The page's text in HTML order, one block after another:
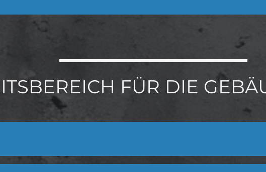
FÜR DIE